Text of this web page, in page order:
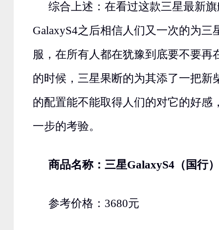
综合上述：在看过这款三星最新
GalaxyS4之后相信人们又一次的为三
服，在所有人都在犹豫到底要不要再
的时候，三星果断的为其添了一把新
的配置能不能取得人们的对它的好感
一步的考验。
商品名称： 三星GalaxyS4（国行）
参考价格：3680元